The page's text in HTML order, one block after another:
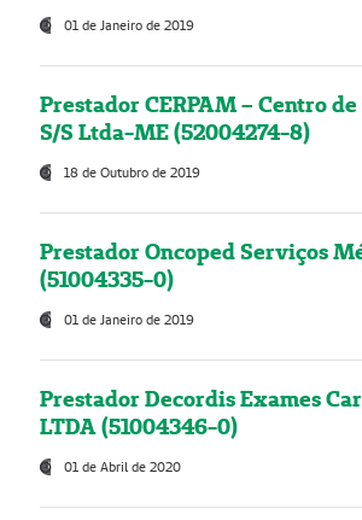
01 de Janeiro de 2019
Prestador CERPAM – Centro
S/S Ltda-ME (52004274-8)
18 de Outubro de 2019
Prestador Oncoped Serviços
(51004335-0)
01 de Janeiro de 2019
Prestador Decordis Exames
LTDA (51004346-0)
01 de Abril de 2020